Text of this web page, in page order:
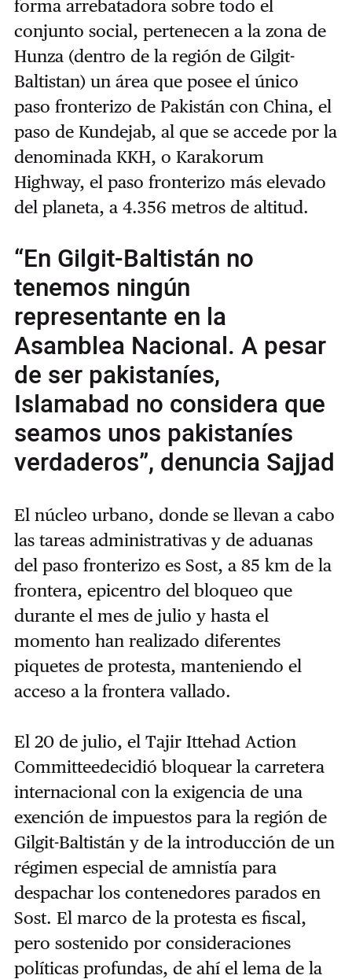
forma arrebatadora sobre todo el
conjunto social, pertenecen a la zona de
Hunza (dentro de la región de Gilgit-
Baltistan) un área que posee el único
paso fronterizo de Pakistán con China, el
paso de Kundejab, al que se accede por la
denominada KKH, o Karakorum
Highway, el paso fronterizo más elevado
del planeta, a 4.356 metros de altitud.
“En Gilgit-Baltistán no
tenemos ningún
representante en la
Asamblea Nacional. A pesar
de ser pakistaníes,
Islamabad no considera que
seamos unos pakistaníes
verdaderos”, denuncia Sajjad
El núcleo urbano, donde se llevan a cabo
las tareas administrativas y de aduanas
del paso fronterizo es Sost, a 85 km de la
frontera, epicentro del bloqueo que
durante el mes de julio y hasta el
momento han realizado diferentes
piquetes de protesta, manteniendo el
acceso a la frontera vallado.
El 20 de julio, el Tajir Ittehad Action
Committeedecidió bloquear la carretera
internacional con la exigencia de una
exención de impuestos para la región de
Gilgit-Baltistán y de la introducción de un
régimen especial de amnistía para
despachar los contenedores parados en
Sost. El marco de la protesta es fiscal,
pero sostenido por consideraciones
políticas profundas, de ahí el lema de la